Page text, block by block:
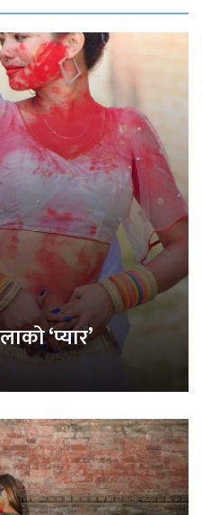
‘प्यार’